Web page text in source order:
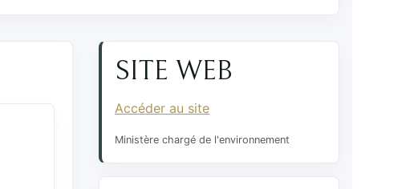
SITE WEB
Accéder au site
Ministère chargé de l'environnement